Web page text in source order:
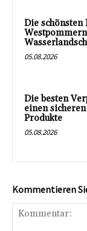
Die schönsten
05.08.2026
Die besten
einen
Produkte
05.08.2026
Kommentieren